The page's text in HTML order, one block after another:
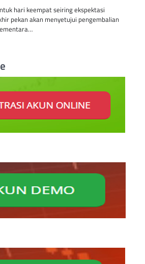
hari keempat seiring ekspektasi
pekan akan menyetujui pengembalian